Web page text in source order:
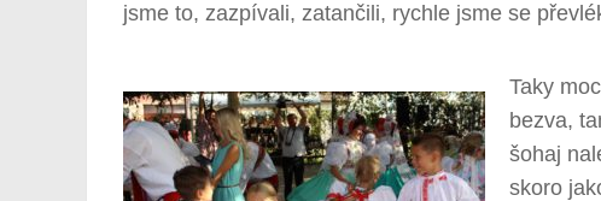
jsme to, zazpívali, zatančili, rychle jsme se
Taky
bezva,
šohaj
skoro